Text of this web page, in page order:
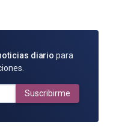
diario para
Suscribirme